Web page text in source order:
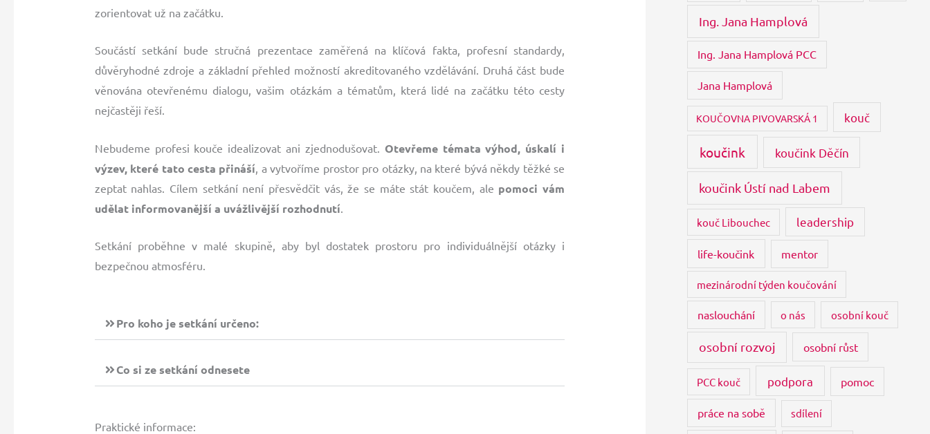
zorientovat už na začátku.
Součástí setkání bude stručná prezentace zaměřená na klíčová fakta, profesní standardy,
důvěryhodné zdroje a základní přehled možností akreditovaného vzdělávání. Druhá část bude
věnována otevřenému dialogu, vašim otázkám a tématům, která lidé na začátku této cesty
nejčastěji řeší.
Nebudeme profesi kouče idealizovat ani zjednodušovat. Otevřeme témata výhod, úskalí i
výzev, které tato cesta přináší , a vytvoříme prostor pro otázky, na které bývá někdy těžké se
zeptat nahlas. Cílem setkání není přesvědčit vás, že se máte stát koučem, ale pomoci vám
udělat informovanější a uvážlivější rozhodnutí
Setkání proběhne v malé skupině, aby byl dostatek prostoru pro individuálnější otázky i
bezpečnou atmosféru.
Pro koho je setkání určeno:
Co si ze setkání odnesete
Praktické informace:
Ing. Jana Hamplová
Ing. Jana Hamplová PCC
Jana Hamplová
KOUČOVNA PIVOVARSKÁ 1 kouč
koučink koučink Děčín
koučink Ústí nad Labem
kouč Libouchec leadership
life-koučink mentor
mezinárodní týden koučování
naslouchání o nás osobní kouč
osobní rozvoj osobní růst
PCC kouč podpora pomoc
práce na sobě sdílení